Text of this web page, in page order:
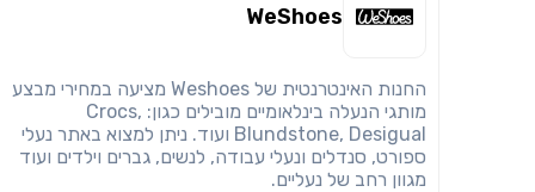
WeShoes
החנות האינטרנטית של Weshoes מציעה במחירי מבצע
מותגי הנעלה בינלאומיים מובילים כגון: Crocs,
Blundstone, Desigual ועוד. ניתן למצוא באתר נעלי
ספורט, סנדלים ונעלי עבודה, לנשים, גברים וילדים ועוד
מגוון רחב של נעליים.